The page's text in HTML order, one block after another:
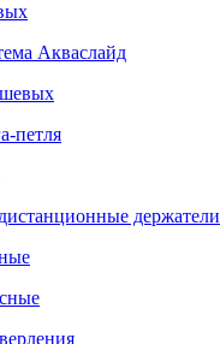
Акваслайд
петля
держатели